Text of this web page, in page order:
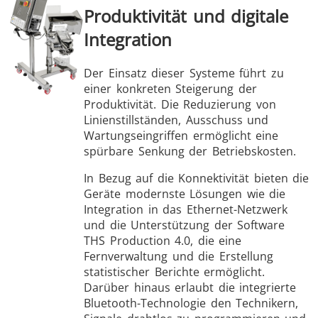
Produktivität und digitale
Integration
Der Einsatz dieser Systeme führt zu
einer konkreten Steigerung der
Produktivität. Die Reduzierung von
Linienstillständen, Ausschuss und
Wartungseingriffen ermöglicht eine
spürbare Senkung der Betriebskosten.
In Bezug auf die Konnektivität bieten die
Geräte modernste Lösungen wie die
Integration in das Ethernet-Netzwerk
und die Unterstützung der Software
THS Production 4.0, die eine
Fernverwaltung und die Erstellung
statistischer Berichte ermöglicht.
Darüber hinaus erlaubt die integrierte
Bluetooth-Technologie den Technikern,